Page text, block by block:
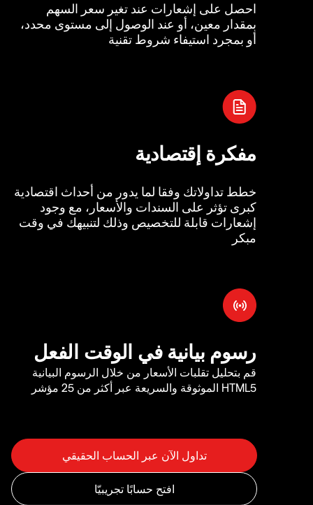
احصل على إشعارات عند تغير سعر السهم
بمقدار معين، أو عند الوصول إلى مستوى محدد،
أو بمجرد استيفاء شروط تقنية
مفكرة إقتصادية
خطط تداولاتك وفقا لما يدور من أحداث اقتصادية
كبرى تؤثر على السندات والأسعار، مع وجود
إشعارات قابلة للتخصيص وذلك لتنبيهك في وقت
مبكر
رسوم بيانية في الوقت الفعل
قم بتحليل تقلبات الأسعار من خلال الرسوم البيانية
HTML5 الموثوقة والسريعة عبر أكثر من 25 مؤشر